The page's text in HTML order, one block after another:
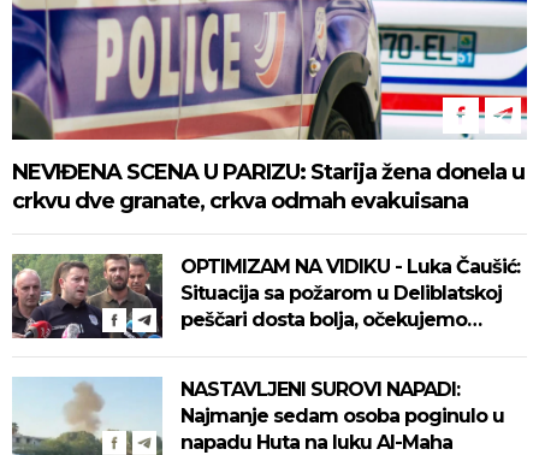
NEVIĐENA SCENA U PARIZU: Starija žena donela u
crkvu dve granate, crkva odmah evakuisana
OPTIMIZAM NA VIDIKU - Luka Čaušić:
Situacija sa požarom u Deliblatskoj
peščari dosta bolja, očekujemo
NASTAVLJENI SUROVI NAPADI:
Najmanje sedam osoba poginulo u
napadu Huta na luku Al-Maha